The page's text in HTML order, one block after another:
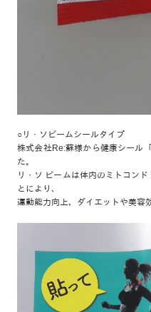
○リ・ソビームシールタイプ
株式会社Re:蘇様から健康シール
た。
リ・ソ ビームは体内のミトコン
とにより、
運動能力向上，ダイエットや美容